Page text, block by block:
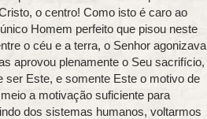
o centro! Como isto é caro ao
Homem perfeito que pisou neste
o céu e a terra, o Senhor agonizava
aprovou plenamente o Seu sacrifício,
ser Este, e somente Este o motivo de
a motivação suficiente para
dos sistemas humanos, voltarmos